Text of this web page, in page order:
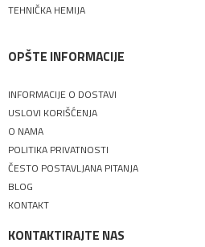
TEHNIČKA HEMIJA
OPŠTE INFORMACIJE
INFORMACIJE O DOSTAVI
USLOVI KORIŠĆENJA
O NAMA
POLITIKA PRIVATNOSTI
ČESTO POSTAVLJANA PITANJA
BLOG
KONTAKT
KONTAKTIRAJTE NAS